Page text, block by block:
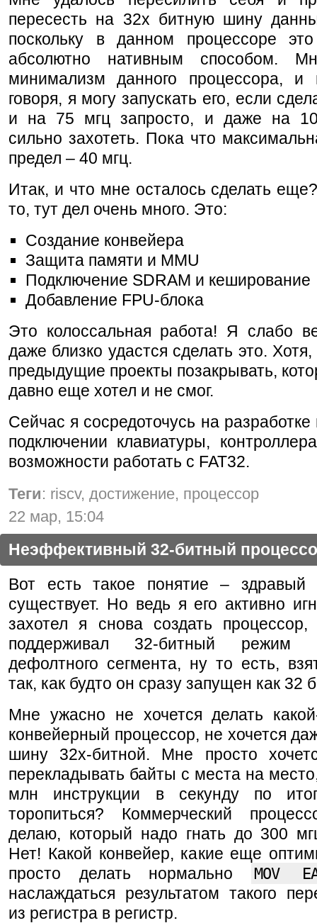
пересесть на 32х битную шину
поскольку в данном процессоре
абсолютно нативным способом.
минимализм данного процессора, и
говоря, я могу запускать его, если
и на 75 мгц запросто, и даже на
сильно захотеть. Пока что
предел – 40 мгц.
Итак, и что мне осталось сделать
то, тут дел очень много. Это:
Создание конвейера
Защита памяти и MMU
Подключение SDRAM и кеширование
Добавление FPU-блока
Это колоссальная работа! Я слабо
даже близко удастся сделать это.
предыдущие проекты позакрывать,
давно еще хотел и не смог.
Сейчас я сосредоточусь на
подключении клавиатуры,
возможности работать с FAT32.
Теги: riscv, достижение, процессор
22 мар, 15:04
Неэффективный 32-битный
Вот есть такое понятие –
существует. Но ведь я его активно
захотел я снова создать
поддерживал 32-битный режим
дефолтного сегмента, ну то есть,
так, как будто он сразу запущен как 32
Мне ужасно не хочется делать
конвейерный процессор, не хочется
шину 32х-битной. Мне просто
перекладывать байты с места на
млн инструкции в секунду по
торопиться? Коммерческий
делаю, который надо гнать до 300
Нет! Какой конвейер, какие еще
просто делать нормально
MOV
наслаждаться результатом такого
из регистра в регистр.